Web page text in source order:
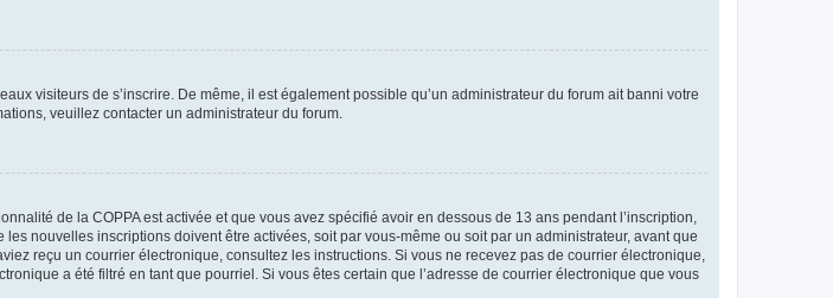
visiteurs de s’inscrire. De même, il est également possible qu’un administrateur du forum ait banni votre
veuillez contacter un administrateur du forum.
de la COPPA est activée et que vous avez spécifié avoir en dessous de 13 ans pendant l’inscription,
nouvelles inscriptions doivent être activées, soit par vous-même ou soit par un administrateur, avant que
reçu un courrier électronique, consultez les instructions. Si vous ne recevez pas de courrier électronique,
a été filtré en tant que pourriel. Si vous êtes certain que l’adresse de courrier électronique que vous